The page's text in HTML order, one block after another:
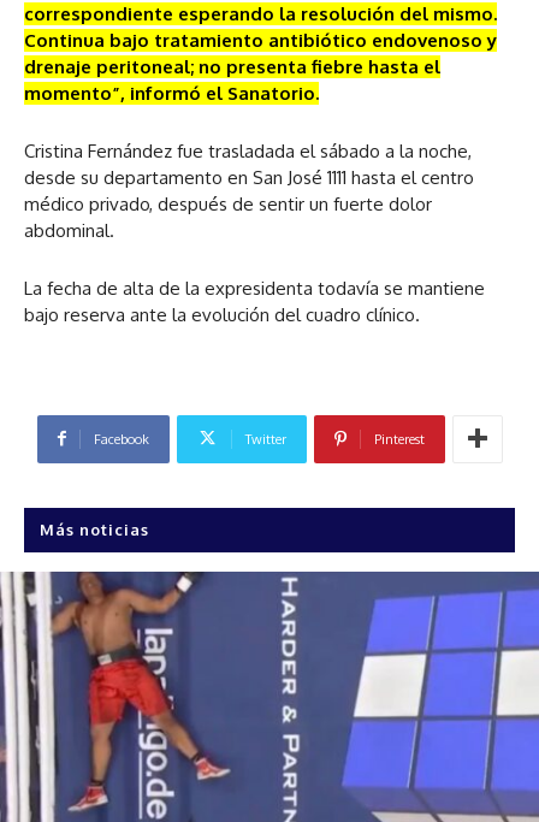
correspondiente esperando la resolución del mismo.
Continua bajo tratamiento antibiótico endovenoso y
drenaje peritoneal; no presenta fiebre hasta el
momento”, informó el Sanatorio.
Cristina Fernández fue trasladada el sábado a la noche,
desde su departamento en San José 1111 hasta el centro
médico privado, después de sentir un fuerte dolor
abdominal.
La fecha de alta de la expresidenta todavía se mantiene
bajo reserva ante la evolución del cuadro clínico.
Facebook Twitter Pinterest
Más noticias